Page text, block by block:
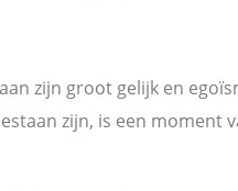
zijn groot gelijk en
zijn, is een moment